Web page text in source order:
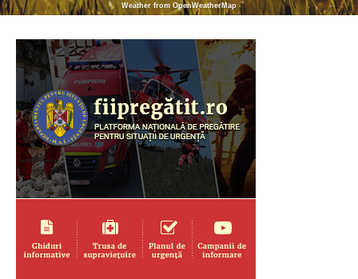
Weather from OpenWeatherMap